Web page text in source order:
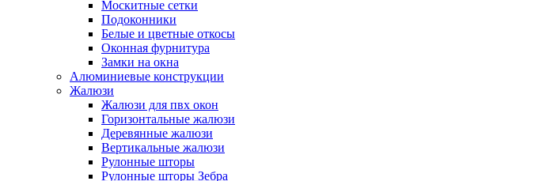
Москитные сетки
Подоконники
Белые и цветные откосы
Оконная фурнитура
Замки на окна
Алюминиевые конструкции
Жалюзи
Жалюзи для пвх окон
Горизонтальные жалюзи
Деревянные жалюзи
Вертикальные жалюзи
Рулонные шторы
Рулонные шторы Зебра